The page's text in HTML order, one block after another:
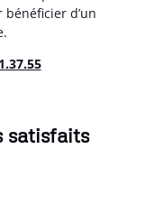
d’un
satisfaits